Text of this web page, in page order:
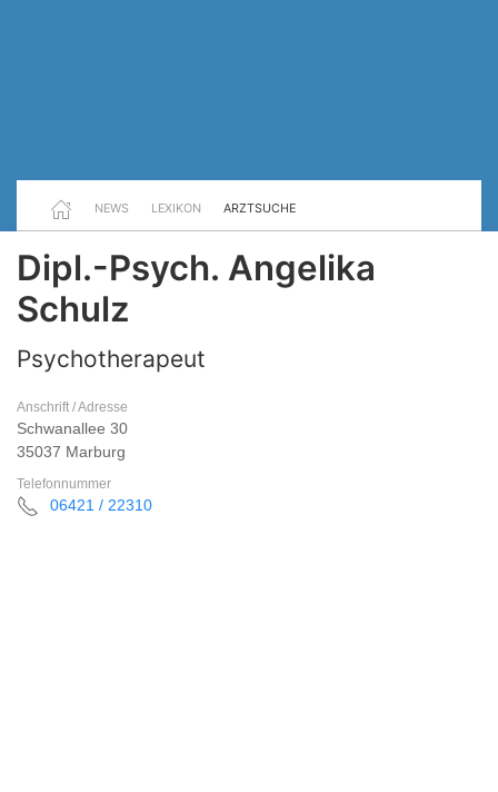
NEWS LEXIKON ARZTSUCHE
Dipl.-Psych. Angelika
Schulz
Psychotherapeut
Anschrift / Adresse
Schwanallee 30
35037 Marburg
Telefonnummer
06421 / 22310